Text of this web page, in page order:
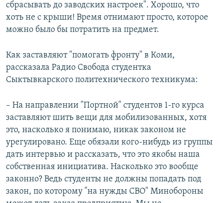
сбрасывать до заводских настроек". Хорошо, что
хоть не с крыши! Время отнимают просто, которое
можно было бы потратить на предмет.
Как заставляют "помогать фронту" в Коми,
рассказала Радио Свобода студентка
Сыктывкарского политехнического техникума:
– На направлении "Портной" студентов 1-го курса
заставляют шить вещи для мобилизованных, хотя
это, насколько я понимаю, никак законом не
урегулировано. Еще обязали кого-нибудь из группы
дать интервью и рассказать, что это якобы наша
собственная инициатива. Насколько это вообще
законно? Ведь студенты не должны попадать под
закон, по которому "на нужды СВО" Минобороны